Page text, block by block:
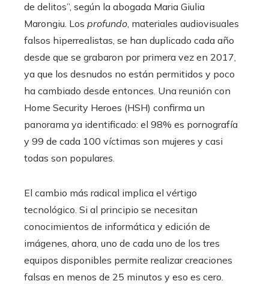
de delitos”, según la abogada Maria Giulia
Marongiu. Los profundo, materiales audiovisuales
falsos hiperrealistas, se han duplicado cada año
desde que se grabaron por primera vez en 2017,
ya que los desnudos no están permitidos y poco
ha cambiado desde entonces. Una reunión con
Home Security Heroes (HSH) confirma un
panorama ya identificado: el 98% es pornografía
y 99 de cada 100 víctimas son mujeres y casi
todas son populares.
El cambio más radical implica el vértigo
tecnológico. Si al principio se necesitan
conocimientos de informática y edición de
imágenes, ahora, uno de cada uno de los tres
equipos disponibles permite realizar creaciones
falsas en menos de 25 minutos y eso es cero.